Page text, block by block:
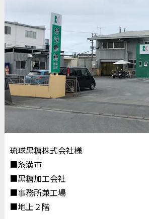
琉球黒糖株式会社様
■糸満市
■黒糖加工会社
■事務所兼工場
■地上２階